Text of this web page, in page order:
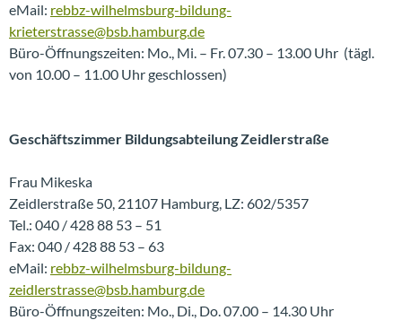
eMail: rebbz-wilhelmsburg-bildung-
krieterstrasse@bsb.hamburg.de
Büro-Öffnungszeiten: Mo., Mi. – Fr. 07.30 – 13.00 Uhr (tägl.
von 10.00 – 11.00 Uhr geschlossen)
Geschäftszimmer Bildungsabteilung Zeidlerstraße
Frau Mikeska
Zeidlerstraße 50, 21107 Hamburg, LZ: 602/5357
Tel.: 040 / 428 88 53 – 51
Fax: 040 / 428 88 53 – 63
eMail: rebbz-wilhelmsburg-bildung-
zeidlerstrasse@bsb.hamburg.de
Büro-Öffnungszeiten: Mo., Di., Do. 07.00 – 14.30 Uhr